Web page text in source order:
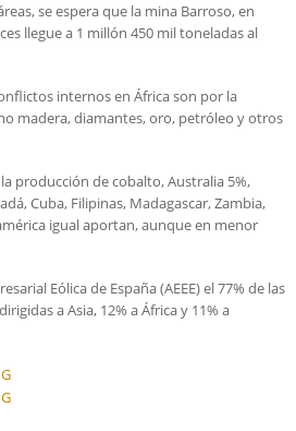
se espera que la mina Barroso, en
llegue a 1 millón 450 mil toneladas al
internos en África son por la
madera, diamantes, oro, petróleo y otros
la producción de cobalto, Australia 5%,
Cuba, Filipinas, Madagascar, Zambia,
igual aportan, aunque en menor
Eólica de España (AEEE) el 77% de las
a Asia, 12% a África y 11% a